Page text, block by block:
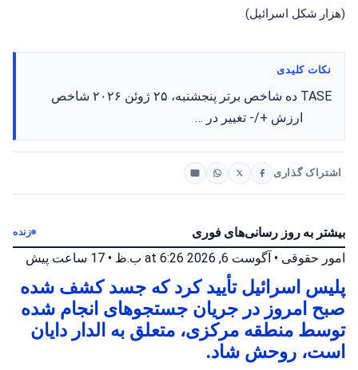
(هزار شکل اسرائیل)
نکات کلیدی
TASE ده شاخص برتر پنجشنبه، ۲۵ ژوئن ۲۰۲۶ شاخص
ارزش +/- تغییر در …
اشتراک گذاری
بیشتر به روز رسانی‌های فوری زنده
امور حقوقی • آگوست 6, 2026 at 6:26 ب.ظ • 17 ساعت پیش
پلیس اسرائیل تأیید کرد که جسد کشف شده
صبح امروز در جریان جستجوهای انجام شده
توسط منطقه مرکزی، متعلق به الدار دایان
است، روحش شاد.